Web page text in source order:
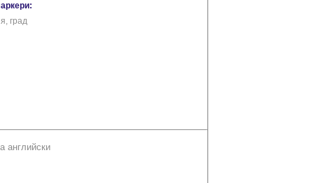
град
английски